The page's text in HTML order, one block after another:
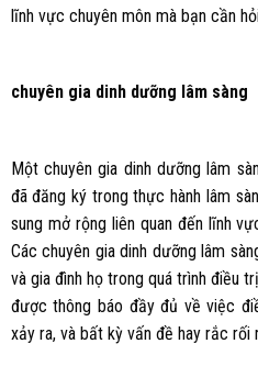
lĩnh vực chuyên môn mà bạn cần
chuyên gia dinh dưỡng lâm sàng
Một chuyên gia dinh dưỡng lâm
đã đăng ký trong thực hành lâm
sung mở rộng liên quan đến lĩnh
Các chuyên gia dinh dưỡng lâm
và gia đình họ trong quá trình điều
được thông báo đầy đủ về việc
xảy ra, và bất kỳ vấn đề hay rắc rối